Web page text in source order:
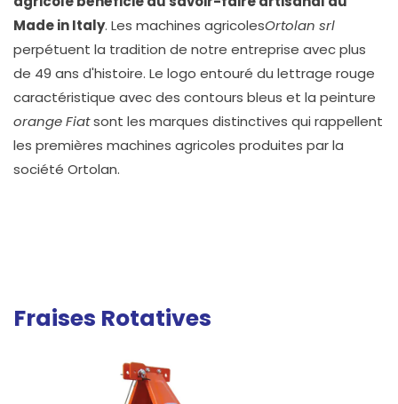
Made in Italy. Les machines agricolesOrtolan srl
perpétuent la tradition de notre entreprise avec plus
de 49 ans d'histoire. Le logo entouré du lettrage rouge
caractéristique avec des contours bleus et la peinture
orange Fiatsont les marques distinctives qui rappellent
les premières machines agricoles produites par la
société Ortolan.
Fraises Rotatives